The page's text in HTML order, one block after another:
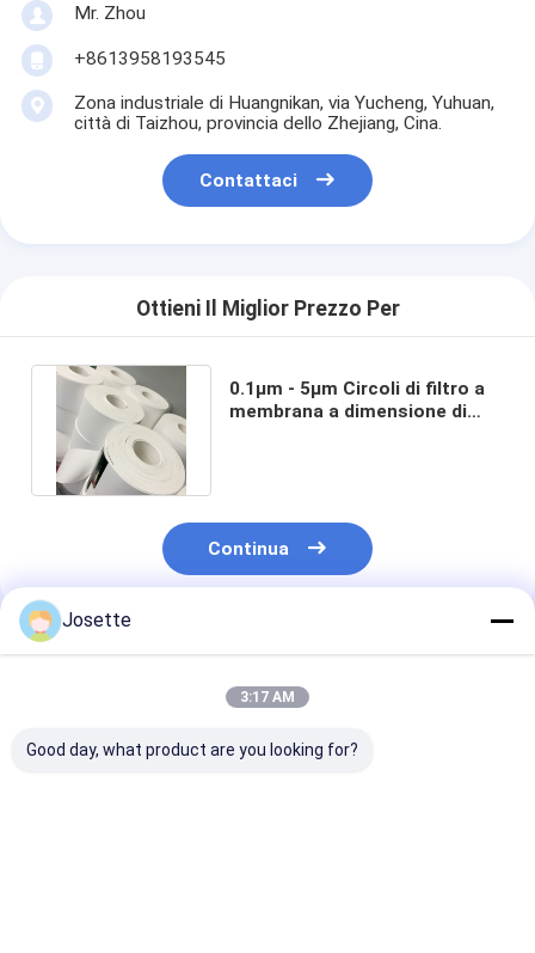
Mr. Zhou
+8613958193545
Zona industriale di Huangnikan, via Yucheng, Yuhuan,
città di Taizhou, provincia dello Zhejiang, Cina.
Contattaci
Ottieni Il Miglior Prezzo Per
0.1μm - 5μm Circoli di filtro a
membrana a dimensione di
Continua
Prodotti Raccomandati
Josette
3:17 AM
Good day, what product are you looking for?